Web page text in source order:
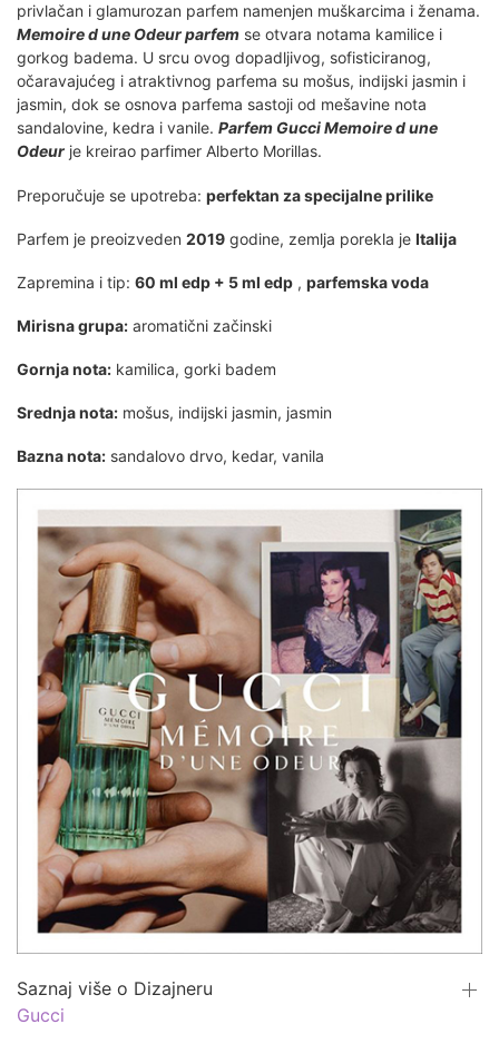
privlačan i glamurozan parfem namenjen muškarcima i ženama.
Memoire d une Odeur parfem se otvara notama kamilice i
gorkog badema. U srcu ovog dopadljivog, sofisticiranog,
očaravajućeg i atraktivnog parfema su mošus, indijski jasmin i
jasmin, dok se osnova parfema sastoji od mešavine nota
sandalovine, kedra i vanile. Parfem Gucci Memoire d une
Odeur je kreirao parfimer Alberto Morillas.
Preporučuje se upotreba: perfektan za specijalne prilike
Parfem je preoizveden 2019 godine, zemlja porekla je Italija
Zapremina i tip: 60 ml edp + 5 ml edp , parfemska voda
Mirisna grupa: aromatični začinski
Gornja nota: kamilica, gorki badem
Srednja nota: mošus, indijski jasmin, jasmin
Bazna nota: sandalovo drvo, kedar, vanila
Saznaj više o Dizajneru
Gucci